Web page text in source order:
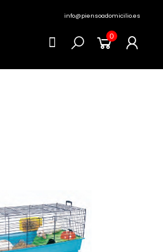
info@piensoadomicilio.es
0